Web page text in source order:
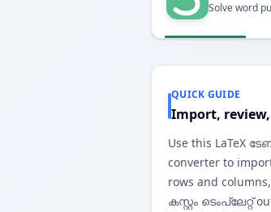
Solve word
QUICK GUIDE
Import,
Use this LaTeX
converter to
rows and
കസ്റ്റം ടെംപ്ലേറ്റ്